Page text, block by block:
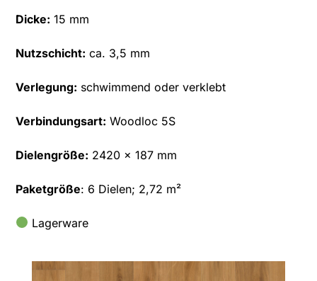
Dicke: 15 mm
Nutzschicht: ca. 3,5 mm
Verlegung: schwimmend oder verklebt
Verbindungsart: Woodloc 5S
Dielengröße: 2420 x 187 mm
Paketgröße: 6 Dielen; 2,72 m²
Lagerware